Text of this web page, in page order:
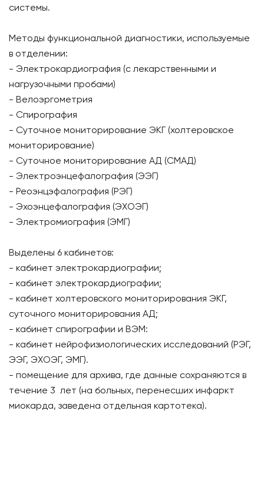
системы.
Методы функциональной диагностики, используемые
в отделении:
- Электрокардиография (с лекарственными и
нагрузочными пробами)
- Велоэргометрия
- Спирография
- Суточное мониторирование ЭКГ (холтеровское
мониторирование)
- Суточное мониторирование АД (СМАД)
- Электроэнцефалография (ЭЭГ)
- Реоэнцэфалография (РЭГ)
- Эхоэнцефалография (ЭХОЭГ)
- Электромиография (ЭМГ)
Выделены 6 кабинетов:
- кабинет электрокардиографии;
- кабинет электрокардиографии;
- кабинет холтеровского мониторирования ЭКГ,
суточного мониторирования АД;
- кабинет спирографии и ВЭМ:
- кабинет нейрофизиологических исследований (РЭГ,
ЭЭГ, ЭХОЭГ, ЭМГ).
- помещение для архива, где данные сохраняются в
течение 3 лет (на больных, перенесших инфаркт
миокарда, заведена отдельная картотека).